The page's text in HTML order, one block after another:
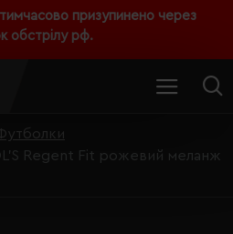
призупинено через
обстрілу рф.
Regent Fit рожевий меланж